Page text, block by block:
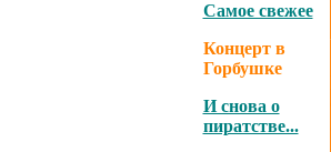
Самое свежее
Концерт в
Горбушке
И снова о
пиратстве...